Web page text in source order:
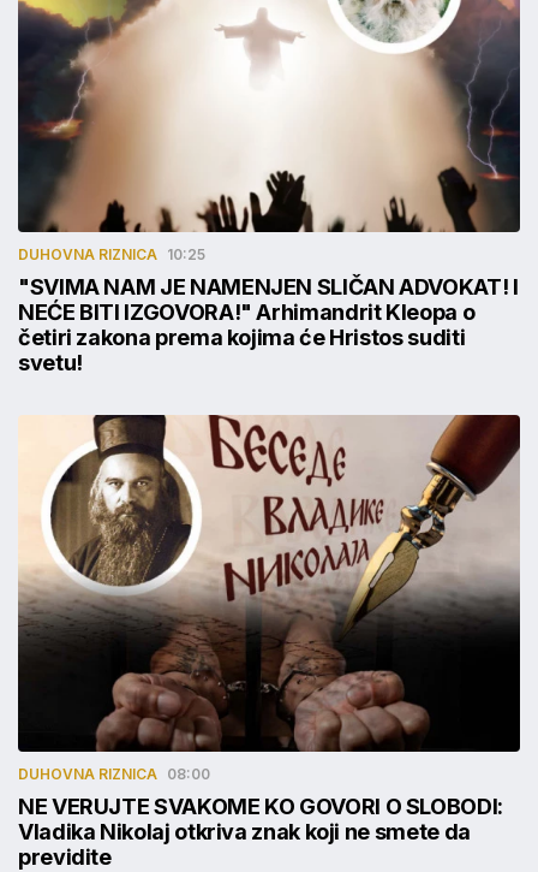
DUHOVNA RIZNICA 10:25
"SVIMA NAM JE NAMENJEN SLIČAN ADVOKAT! I
NEĆE BITI IZGOVORA!" Arhimandrit Kleopa o
četiri zakona prema kojima će Hristos suditi
svetu!
DUHOVNA RIZNICA 08:00
NE VERUJTE SVAKOME KO GOVORI O SLOBODI:
Vladika Nikolaj otkriva znak koji ne smete da
previdite